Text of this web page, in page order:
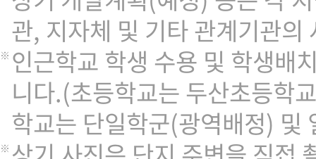
관, 지자체 및 기타 관계기관
인근학교 학생 수용 및 학생배
니다.(초등학교는 두산초등학
학교는 단일학군(광역배정)